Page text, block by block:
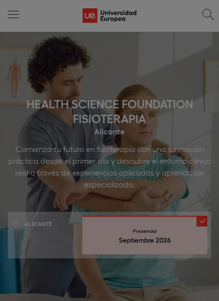
HEALTH SCIENCE FOUNDATION
FISIOTERAPIA
Alicante
Comienza tu futuro en fisioterapia con una formación
práctica desde el primer día y descubre el entorno clínico
real a través de experiencias aplicadas y aprendizaje
especializado.
ALICANTE
Presencial
Septiembre 2026